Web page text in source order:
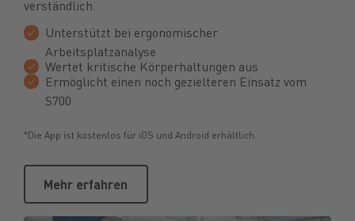
verständlich.
Unterstützt bei ergonomischer
Arbeitsplatzanalyse
Wertet kritische Körperhaltungen aus
Ermöglicht einen noch gezielteren Einsatz vom
S700
*Die App ist kostenlos für iOS und Android erhältlich.
Mehr erfahren
Mehr erfahren